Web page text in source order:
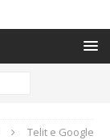
Telit e Google